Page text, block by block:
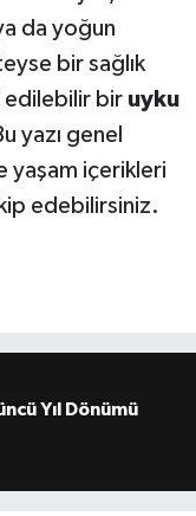
da yoğun
bir sağlık
edilebilir bir uyku
yazı genel
yaşam içerikleri
edebilirsiniz.
Yıl Dönümü